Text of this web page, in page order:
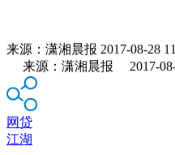
来源： 潇湘晨报 2017-08-28
来源：潇湘晨报 2017-08-
网贷
江湖